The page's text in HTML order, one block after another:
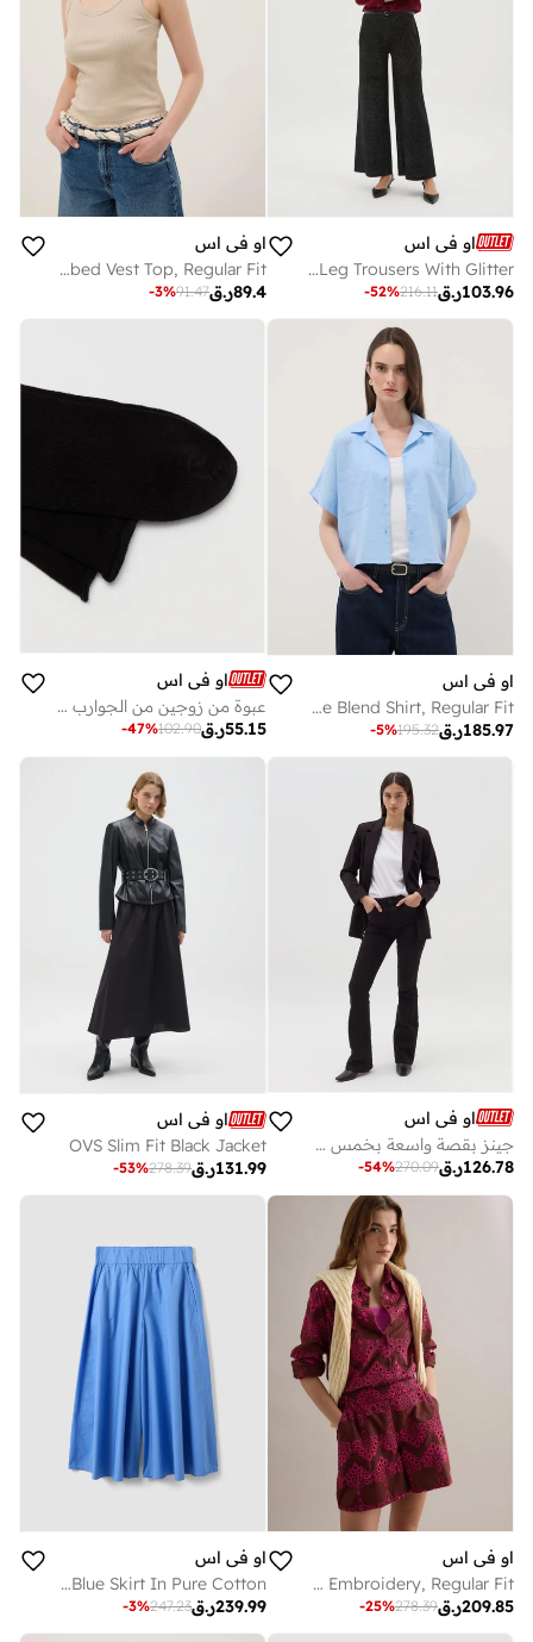
او في اس
OVS Black Wide-Leg Trousers With Glitter
ر.ق103.96
216.11
-52%
او في اس
OVS Beige Pure Cotton Ribbed Vest Top, Regular Fit
ر.ق89.4
91.47
-3%
او في اس
OVS Light Blue Linen And Viscose Blend Shirt, Regular Fit
ر.ق185.97
195.32
-5%
او في اس
عبوة من زوجين من الجوارب القصيرة بحافة ملفوفة
ر.ق55.15
102.90
-47%
او في اس
جينز بقصة واسعة بخمس جيوب
ر.ق126.78
270.09
-54%
او في اس
OVS Slim Fit Black Jacket
ر.ق131.99
278.39
-53%
او في اس
OVS Multicolour Pure Cotton Shirt With Broderie Anglaise Embroidery, Regular Fit
ر.ق209.85
278.39
-25%
او في اس
OVS Long Sky-Blue Skirt In Pure Cotton
ر.ق239.99
247.23
-3%